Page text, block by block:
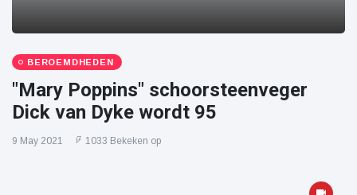
BEROEMDHEDEN
"Mary Poppins" schoorsteenveger
Dick van Dyke wordt 95
9 May 2021 1033 Bekeken op